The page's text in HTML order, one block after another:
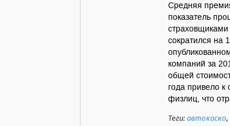
Средняя
показатель
сократился на
компаний за
общей
года привело к
физлиц, что
Теги:автокаско,